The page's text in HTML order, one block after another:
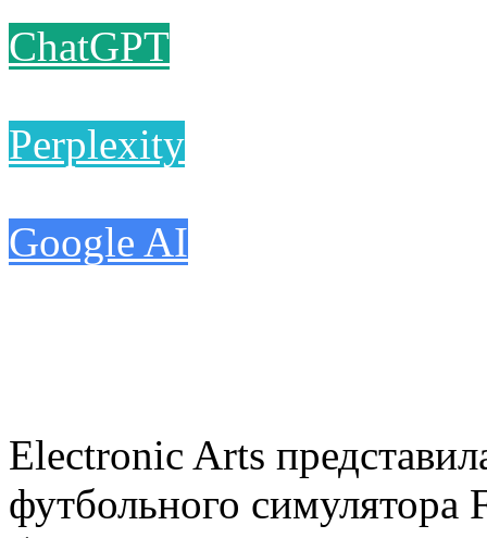
ChatGPT
Perplexity
Google AI
Electronic Arts
футбольного